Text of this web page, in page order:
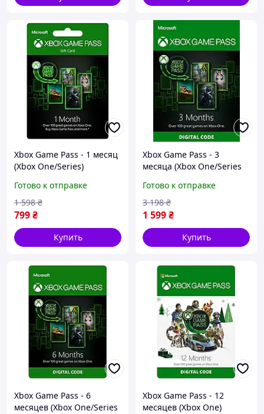
Xbox Game Pass - 1 месяц
(Xbox One/Series)
регионов и стран
Готово к отправке
799₴
1 598 ₴
Купить
Xbox Game Pass - 3
месяца (Xbox One/Series
регионов и стран
Готово к отправке
1 599₴
3 198 ₴
Купить
Xbox Game Pass - 6
месяцев (Xbox One/Series
Xbox Game Pass - 12
месяцев (Xbox One)